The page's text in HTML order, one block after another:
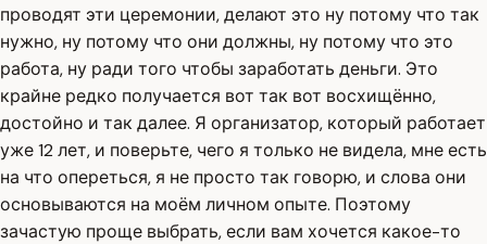
проводят эти церемонии, делают это ну потому что так
нужно, ну потому что они должны, ну потому что это
работа, ну ради того чтобы заработать деньги. Это
крайне редко получается вот так вот восхищённо,
достойно и так далее. Я организатор, который работает
уже 12 лет, и поверьте, чего я только не видела, мне есть
на что опереться, я не просто так говорю, и слова они
основываются на моём личном опыте. Поэтому
зачастую проще выбрать, если вам хочется какое-то